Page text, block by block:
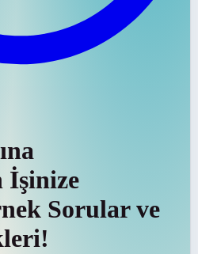
İşinize
Sorular ve